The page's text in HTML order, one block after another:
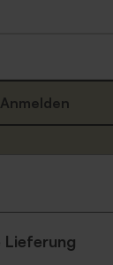
Anmelden
Lieferung